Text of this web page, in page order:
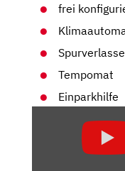
frei
Tempomat
Einparkhilfe
(FACELIFT):